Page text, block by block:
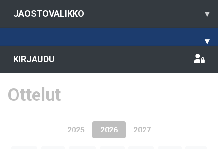
JAOSTOVALIKKO ▾
▾
KIRJAUDU
Ottelut
2025 2026 2027